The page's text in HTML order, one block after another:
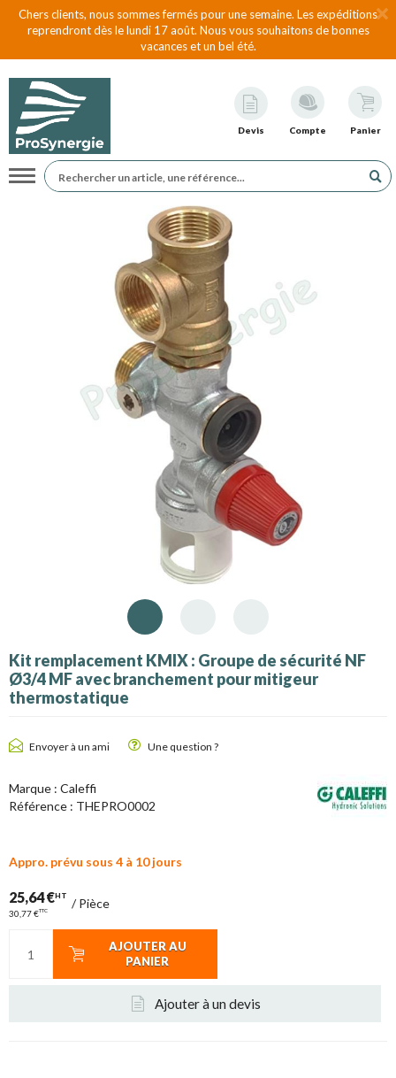
Chers clients, nous sommes fermés pour une semaine. Les expéditions
reprendront dès le lundi 17 août. Nous vous souhaitons de bonnes
vacances et un bel été.
Devis Compte Panier
Navigation
Kit remplacement KMIX : Groupe de sécurité NF
Ø3/4 MF avec branchement pour mitigeur
thermostatique
Envoyer à un ami Une question ?
Marque : Caleffi
Référence : THEPRO0002
Appro. prévu sous 4 à 10 jours
25,64 €HT
30,77 €TTC /Pièce
AJOUTER AU
PANIER
Ajouter à un devis